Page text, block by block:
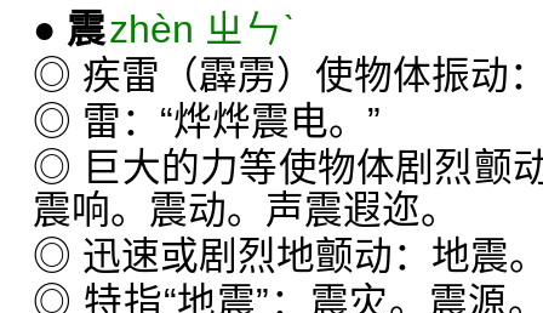
● 震zhèn ㄓㄣˋ
◎ 疾雷（霹雳）使物体振动
◎ 雷：“烨烨震电。”
◎ 巨大的力等使物体剧烈颤
震响。震动。声震遐迩。
◎ 迅速或剧烈地颤动：地震
◎ 特指“地震”：震灾。震源